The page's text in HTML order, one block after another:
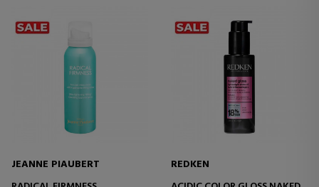
JEANNE PIAUBERT
REDKEN